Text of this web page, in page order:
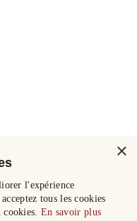
×
l'expérience
tous les cookies
En savoir plus